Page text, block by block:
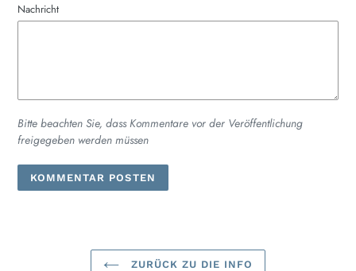
Nachricht
Bitte beachten Sie, dass Kommentare vor der Veröffentlichung
freigegeben werden müssen
ZURÜCK ZU DIE INFO